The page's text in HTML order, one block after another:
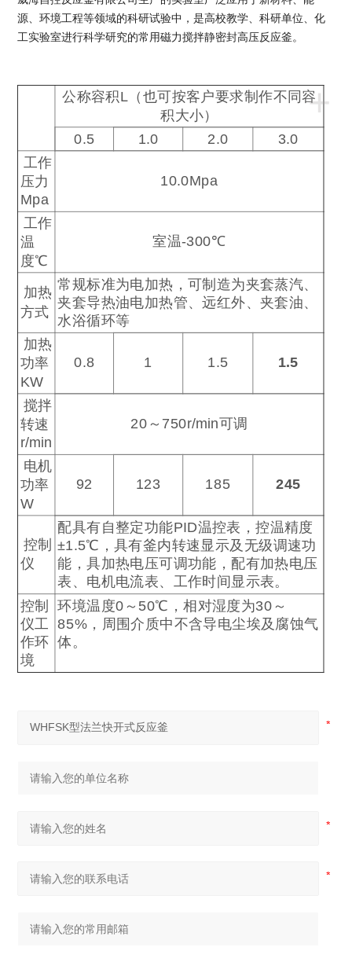
源、环境工程等领域的科研试验中，是高校教学、科研单位、化
工实验室进行科学研究的常用磁力搅拌静密封高压反应釜。
+
公称容积L （也可按客户要求制作不同容
积大小）
0.5
1.0 2.0
3.0
工作
压力
Mpa
10.0Mpa
工作
温
度℃
室温-300℃
加热
方式
常规标准为电加热，可制造为夹套蒸汽、
夹套导热油电加热管、远红外、夹套油、
水浴循环等
加热
功率
KW
0.8 1 1.5 1.5
搅拌
转速
r/min
20～ 750r/min可调
电机
功率
W
92 123 185 245
控制
仪
配具有自整定功能PID温控表，控温精度
±1.5℃ ，具有釜内转速显示及无级调速功
能，具加热电压可调功能，配有加热电压
表、电机电流表、工作时间显示表。
控制
仪工
作环
境
环境温度0～ 50℃ ，相对湿度为30～
85% ，周围介质中不含导电尘埃及腐蚀气
体。